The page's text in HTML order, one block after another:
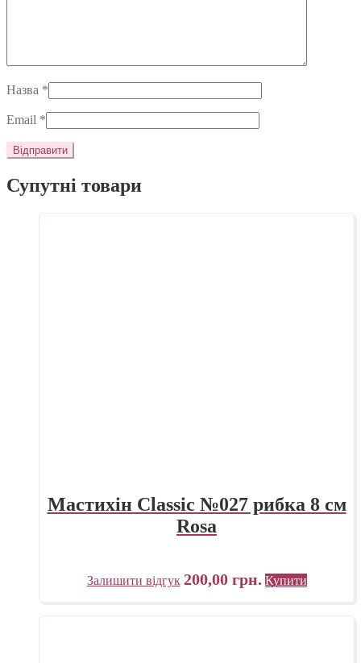
Назва *
Email *
Супутні товари
Мастихін Classic №027 рибка 8 см
Rosa
Залишити відгук 200,00 грн. Купити